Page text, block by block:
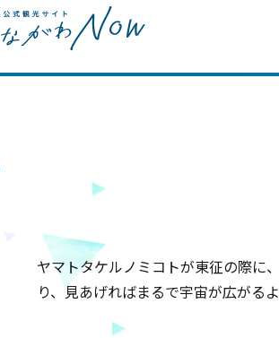
ヤマトタケルノミコトが東征の際に
り、見あげればまるで宇宙が広がる